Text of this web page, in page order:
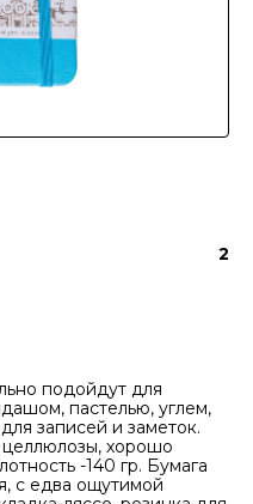
2
подойдут для
пастелью, углем,
записей и заметок.
хорошо
-140 гр. Бумага
с едва ощутимой